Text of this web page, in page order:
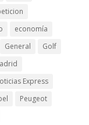
economía
General
Golf
Express
Peugeot